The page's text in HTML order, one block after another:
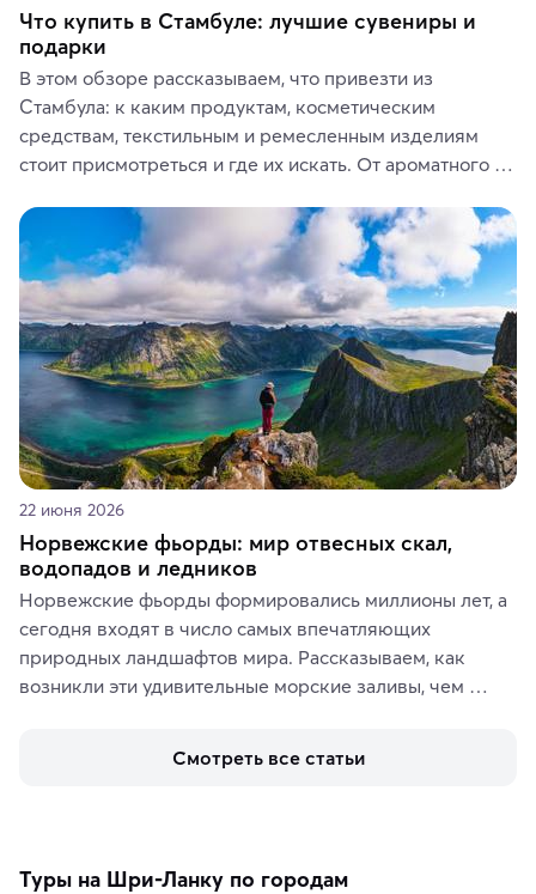
Что купить в Стамбуле: лучшие сувениры и
подарки
В этом обзоре рассказываем, что привезти из
Стамбула: к каким продуктам, косметическим
средствам, текстильным и ремесленным изделиям
стоит присмотреться и где их искать. От ароматного
керамики и изделий из кожи на турецких рынках и в
аутентичных лавках — в подарок близким или себе на
память о путешествии.
22 июня 2026
Норвежские фьорды: мир отвесных скал,
водопадов и ледников
Норвежские фьорды формировались миллионы лет, а
сегодня входят в число самых впечатляющих
природных ландшафтов мира. Рассказываем, как
возникли эти удивительные морские заливы, чем
включить в маршрут по Норвегии.
Смотреть все статьи
Туры на Шри-Ланку по городам